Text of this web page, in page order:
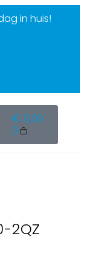
in huis!
€ 0,00
0
2QZ